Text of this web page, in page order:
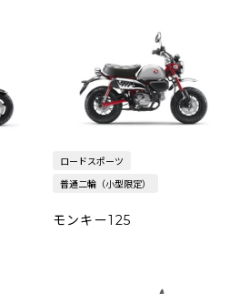
ロードスポーツ
普通二輪（小型限定）
モンキー125